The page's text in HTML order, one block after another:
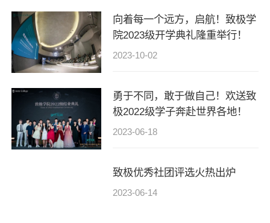
向着每一个远方，启航！致极学
院2023级开学典礼隆重举行！
2023-10-02
勇于不同，敢于做自己！欢送致
极2022级学子奔赴世界各地！
2023-06-18
致极优秀社团评选火热出炉
2023-06-14